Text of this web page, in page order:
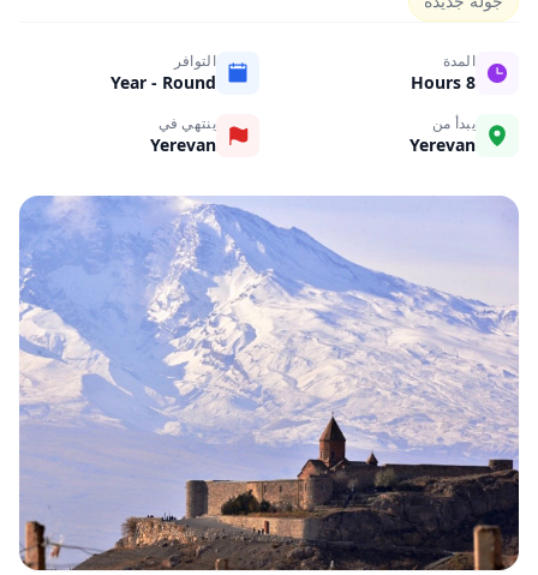
المدة
8 Hours
التوافر
Year - Round
يبدأ من
Yerevan
ينتهي في
Yerevan